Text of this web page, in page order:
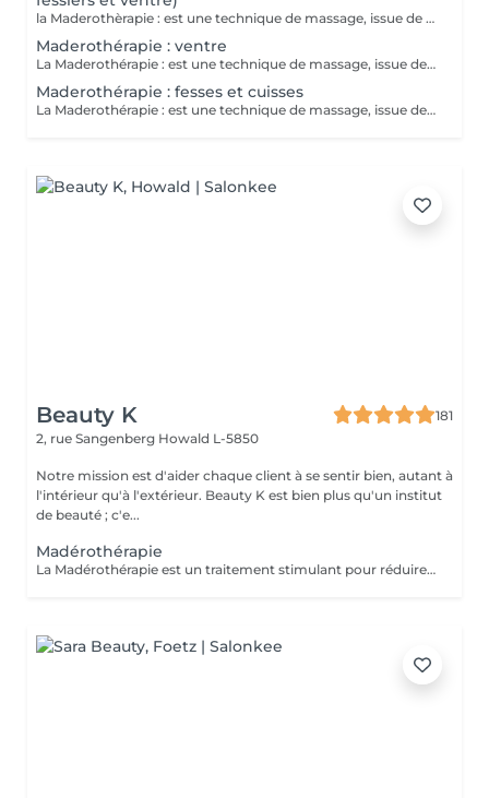
la Maderothèrapie : est une technique de massage, issue de la médecine traditionnelle orientale qui utilise des instruments en bois pour modeler la silhouette , stimule la circulation sanguine, réduit la cellulite, gainant et amincissant. Séance corps entier
Maderothérapie : ventre
La Maderothérapie : est une technique de massage, issue de la médecine traditionnelle oriental qui utilise des instruments en bois pour modeler la silhouette, stimule la circulation sanguine, réduit la cellulite, gainant et amincissant.
Maderothérapie : fesses et cuisses
La Maderothérapie : est une technique de massage, issue de la médecine traditionnelle orientale qui utilise des instruments en bois pour modeler la silhouette, stimule la circulation sanguine, réduit la cellulite, gainant et amincissant. séance fesses et jambes
Beauty K
181
2, rue Sangenberg Howald L-5850
Notre mission est d'aider chaque client à se sentir bien, autant à
l'intérieur qu'à l'extérieur. Beauty K est bien plus qu'un institut
de beauté ; c'e...
Madérothérapie
La Madérothérapie est un traitement stimulant pour réduire la cellulite, tonifier la peau et remodeler le corps. Ce massage intense utilise des instruments en bois de tailles et formes variées, adaptés aux zones du corps et aux applications spécifiques. En fonction de vos besoins, différentes techniques de frictions sont appliquées, associées à des huiles essentielles, sérums ou crèmes. Bienfaits : Tonifie et raffermit la peau Améliore la circulation sanguine et lymphatique Diminue les jambes lourdes Stimule la production de collagène, élastine et vitamine E Régule les centres d'énergie Favorise la relaxation et la respiration Réduit la cellulite et réactive le système nerveux.